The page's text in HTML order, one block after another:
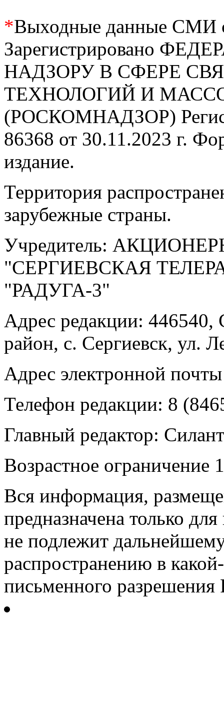
*Выходные данные СМИ
Зарегистрировано
НАДЗОРУ В СФЕРЕ
ТЕХНОЛОГИЙ И
(РОСКОМНАДЗОР)
86368 от 30.11.2023 г.
издание.
Территория
зарубежные страны.
Учредитель:
"СЕРГИЕВСКАЯ
"РАДУГА-3"
Адрес редакции: 446540,
район, с. Сергиевск, ул.
Адрес электронной
Телефон редакции: 8
Главный редактор:
Возрастное ограничение
Вся информация,
предназначена только
не подлежит
распространению в
письменного разрешения